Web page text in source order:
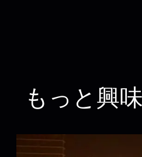
もっと興